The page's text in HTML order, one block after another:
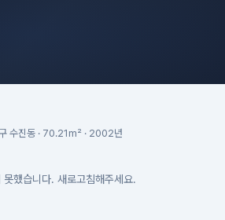
수진동 · 70.21m² · 2002년
못했습니다. 새로고침해주세요.